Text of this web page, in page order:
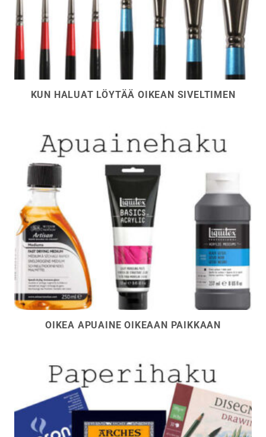
KUN HALUAT LÖYTÄÄ OIKEAN SIVELTIMEN
OIKEA APUAINE OIKEAAN PAIKKAAN